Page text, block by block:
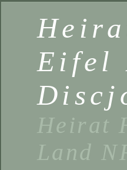
Eifel
Heirat
Land